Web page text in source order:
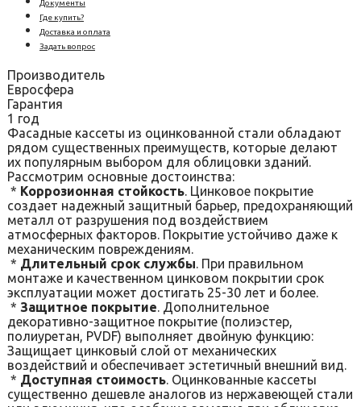
Документы
Где купить?
Доставка и оплата
Задать вопрос
Производитель
Евросфера
Гарантия
1 год
Фасадные кассеты из оцинкованной стали обладают
рядом существенных преимуществ, которые делают
их популярным выбором для облицовки зданий.
Рассмотрим основные достоинства:
* Коррозионная стойкость. Цинковое покрытие
создает надежный защитный барьер, предохраняющий
металл от разрушения под воздействием
атмосферных факторов. Покрытие устойчиво даже к
механическим повреждениям.
* Длительный срок службы. При правильном
монтаже и качественном цинковом покрытии срок
эксплуатации может достигать 25-30 лет и более.
* Защитное покрытие. Дополнительное
декоративно-защитное покрытие (полиэстер,
полиуретан, PVDF) выполняет двойную функцию:
Защищает цинковый слой от механических
воздействий и обеспечивает эстетичный внешний вид.
* Доступная стоимость. Оцинкованные кассеты
существенно дешевле аналогов из нержавеющей стали